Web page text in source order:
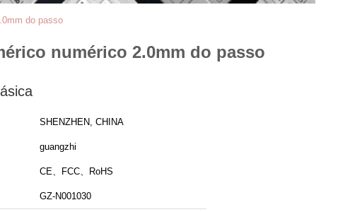
do passo
numérico 2.0mm do passo
SHENZHEN, CHINA
guangzhi
CE、FCC、RoHS
GZ-N001030